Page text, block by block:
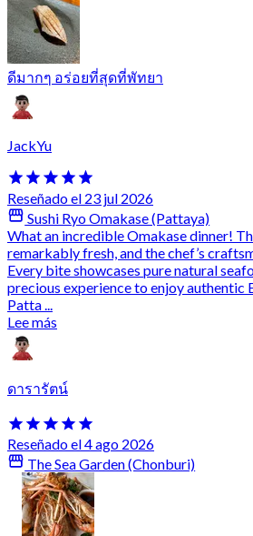
ดีมากๆ อร่อยที่สุดที่พัทยา
JackYu
Reseñado el 23 jul 2026
Sushi Ryo Omakase (Pattaya)
What an incredible Omakase dinner!
remarkably fresh, and the chef’s
Every bite showcases pure natural
precious experience to enjoy authentic
Patta ...
Lee más
ดารารัตน์
Reseñado el 4 ago 2026
The Sea Garden (Chonburi)